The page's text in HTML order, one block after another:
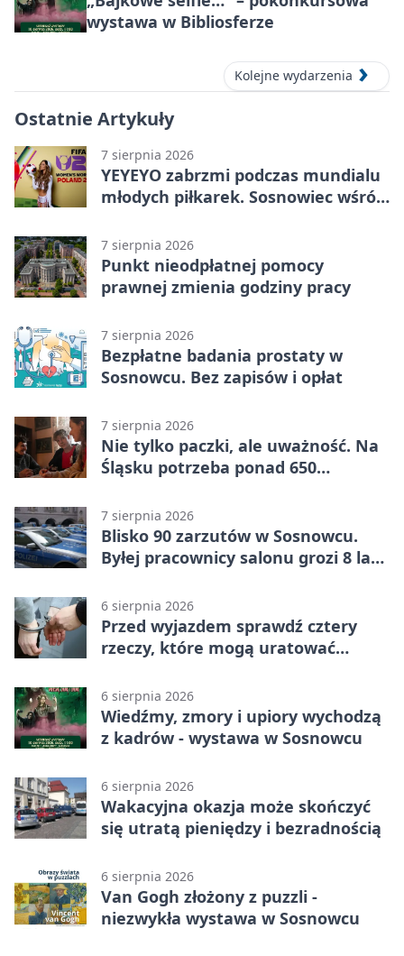
wystawa w Bibliosferze
Kolejne wydarzenia
Ostatnie Artykuły
7 sierpnia 2026
YEYEYO zabrzmi podczas mundialu
młodych piłkarek. Sosnowiec wśród
7 sierpnia 2026
Punkt nieodpłatnej pomocy
prawnej zmienia godziny pracy
7 sierpnia 2026
Bezpłatne badania prostaty w
Sosnowcu. Bez zapisów i opłat
7 sierpnia 2026
Nie tylko paczki, ale uważność. Na
Śląsku potrzeba ponad 650
7 sierpnia 2026
Blisko 90 zarzutów w Sosnowcu.
Byłej pracownicy salonu grozi 8 lat
6 sierpnia 2026
Przed wyjazdem sprawdź cztery
rzeczy, które mogą uratować
6 sierpnia 2026
Wiedźmy, zmory i upiory wychodzą
z kadrów - wystawa w Sosnowcu
6 sierpnia 2026
Wakacyjna okazja może skończyć
się utratą pieniędzy i bezradnością
6 sierpnia 2026
Van Gogh złożony z puzzli -
niezwykła wystawa w Sosnowcu